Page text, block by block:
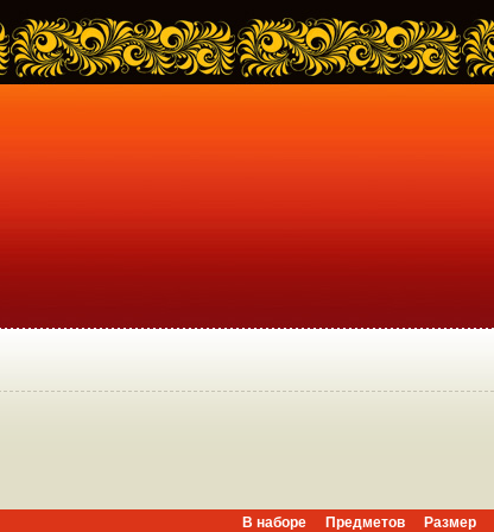
В наборе Предметов Размер